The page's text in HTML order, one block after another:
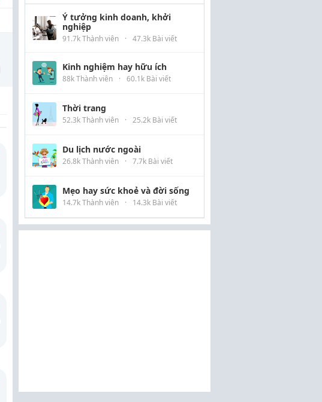
Ý tưởng kinh doanh, khởi
nghiệp
91.7k Thành viên · 47.3k Bài viết
Kinh nghiệm hay hữu ích
88k Thành viên · 60.1k Bài viết
Thời trang
52.3k Thành viên · 25.2k Bài viết
Du lịch nước ngoài
26.8k Thành viên · 7.7k Bài viết
Mẹo hay sức khoẻ và đời sống
14.7k Thành viên · 14.3k Bài viết